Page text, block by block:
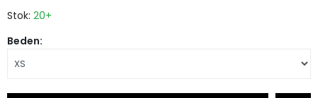
Stok: 20+
Beden: